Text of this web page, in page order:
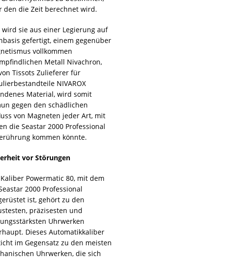
den die Zeit berechnet wird.
wird sie aus einer Legierung auf
gefertigt, einem gegenüber
vollkommen
Metall Nivachron,
Tissots Zulieferer für
NIVAROX
Material, wird somit
gegen den schädlichen
von Magneten jeder Art, mit
die Seastar 2000 Professional
kommen könnte.
vor Störungen
Powermatic 80, mit dem
2000 Professional
ist, gehört zu den
präzisesten und
Uhrwerken
Dieses Automatikkaliber
im Gegensatz zu den meisten
Uhrwerken, die sich